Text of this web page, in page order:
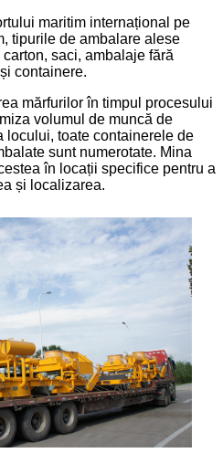
maritim internațional pe
tipurile de ambalare alese
saci, ambalaje fără
containere.
mărfurilor în timpul procesului
volumul de muncă de
locului, toate containerele de
sunt numerotate. Mina
în locații specifice pentru a
și localizarea.